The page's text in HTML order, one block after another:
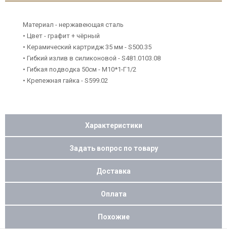
Материал - нержавеющая сталь
• Цвет - графит + чёрный
• Керамический картридж 35 мм - S500.35
• Гибкий излив в силиконовой - S481.0103.08
• Гибкая подводка 50см - M10*1-Г1/2
• Крепежная гайка - S599.02
Характеристики
Задать вопрос по товару
Доставка
Оплата
Похожие